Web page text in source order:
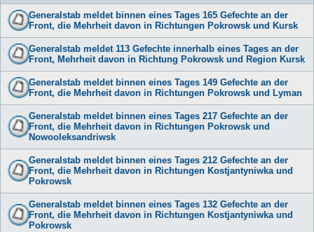
Generalstab meldet binnen eines Tages 165 Gefechte an der
Front, die Mehrheit davon in Richtungen Pokrowsk und Kursk
Generalstab meldet 113 Gefechte innerhalb eines Tages an der
Front, Mehrheit davon in Richtung Pokrowsk und Region Kursk
Generalstab meldet binnen eines Tages 149 Gefechte an der
Front, die Mehrheit davon in Richtungen Pokrowsk und Lyman
Generalstab meldet binnen eines Tages 217 Gefechte an der
Front, die Mehrheit davon in Richtungen Pokrowsk und
Nowooleksandriwsk
Generalstab meldet binnen eines Tages 212 Gefechte an der
Front, die Mehrheit davon in Richtungen Kostjantyniwka und
Pokrowsk
Generalstab meldet binnen eines Tages 132 Gefechte an der
Front, die Mehrheit davon in Richtungen Kostjantyniwka und
Pokrowsk